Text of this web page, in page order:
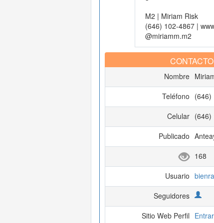
M2 | Miriam Risk
(646) 102-4867 |
@miriamm.m2
CONTACTO
Nombre
Teléfono (646)
Celular (646)
Publicado
168
Usuario
Seguidores
Sitio Web Perfil Entrar